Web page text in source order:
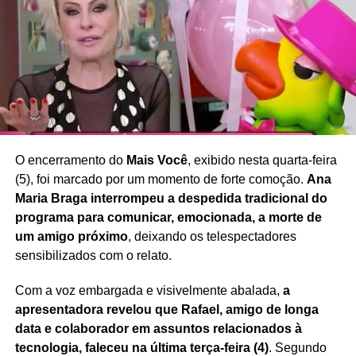
sociedade que valorize a diversidade e reduza a pressão
estética sobre mulheres de diferentes idades e perfis.
Redação Saiba+
O encerramento do Mais Você, exibido nesta quarta-feira
(5), foi marcado por um momento de forte comoção. Ana
Maria Braga interrompeu a despedida tradicional do
programa para comunicar, emocionada, a morte de
um amigo próximo, deixando os telespectadores
sensibilizados com o relato.
Com a voz embargada e visivelmente abalada, a
apresentadora revelou que Rafael, amigo de longa
data e colaborador em assuntos relacionados à
tecnologia, faleceu na última terça-feira (4). Segundo